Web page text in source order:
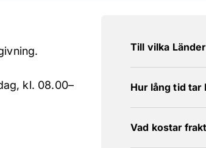
kl. 08.00–
Till vilka
Hur lång tid tar
Vad kostar